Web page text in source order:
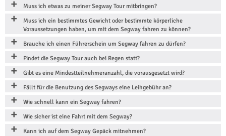
Muss ich etwas zu meiner Segway Tour mitbringen?
Muss ich ein bestimmtes Gewicht oder bestimmte körperliche
Voraussetzungen haben, um mit dem Segway fahren zu können?
Brauche ich einen Führerschein um Segway fahren zu dürfen?
Findet die Segway Tour auch bei Regen statt?
Gibt es eine Mindestteilnehmeranzahl, die vorausgesetzt wird?
Fällt für die Benutzung des Segways eine Leihgebühr an?
Wie schnell kann ein Segway fahren?
Wie sicher ist eine Fahrt mit dem Segway?
Kann ich auf dem Segway Gepäck mitnehmen?